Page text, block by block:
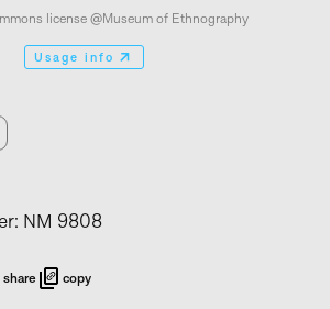
license @Museum of Ethnography
Usage info
: NM 9808
share copy